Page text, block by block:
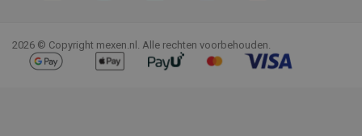
2026 © Copyright mexen.nl. Alle rechten voorbehouden.